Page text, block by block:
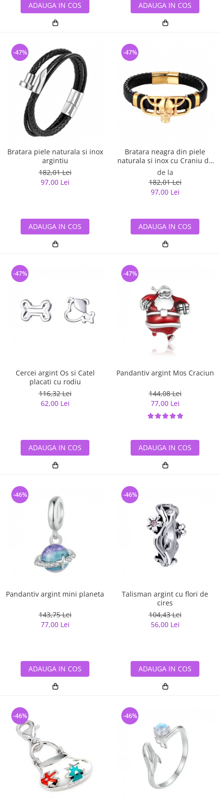
ADAUGA IN COS ADAUGA IN COS
Bratara piele naturala si inox
argintiu
182,01 Lei
97,00 Lei
-47%
ADAUGA IN COS
Bratara neagra din piele
naturala si inox cu Craniu de
Viking
de la
182,01 Lei
97,00 Lei
-47%
ADAUGA IN COS
Cercei argint Os si Catel
placati cu rodiu
116,32 Lei
62,00 Lei
-47%
ADAUGA IN COS
Pandantiv argint Mos Craciun
144,08 Lei
77,00 Lei
-47%
ADAUGA IN COS
Pandantiv argint mini planeta
143,75 Lei
77,00 Lei
-46%
ADAUGA IN COS
Talisman argint cu flori de
cires
104,43 Lei
56,00 Lei
-46%
ADAUGA IN COS
-46% -46%